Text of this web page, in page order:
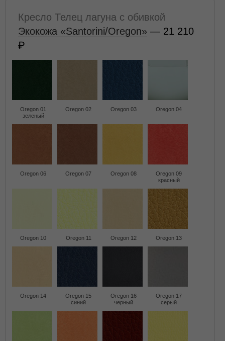
Кресло Телец лагуна с обивкой
Экокожа «Santorini/Oregon» — 21 210
Oregon 01
зеленый
Oregon 02 Oregon 03 Oregon 04
Oregon 06 Oregon 07 Oregon 08
Oregon 09
красный
Oregon 10 Oregon 11 Oregon 12 Oregon 13
Oregon 14
Oregon 15
синий
Oregon 16
черный
Oregon 17
серый